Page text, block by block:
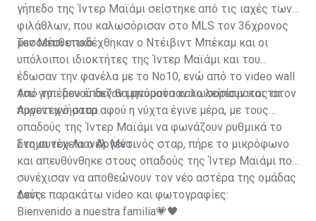
γήπεδο της Ίντερ Μαϊάμι σείστηκε από τις ιαχές των
φιλάθλων, που καλωσόρισαν στο MLS τον 36χρονος
μεσοεπιθετικό.
Τον Μέσι υποδέχθηκαν ο Ντέιβιντ Μπέκαμ και οι
υπόλοιποι ιδιοκτήτες της Ίντερ Μαϊάμι και του
έδωσαν την φανέλα με το Νο10, ενώ από το video wall
του γηπέδου έπαιζαν μηνύματα καλωσορίσματος στον
Αργεντινό σταρ.
Από το... μενού δεν θα μπορούσαν να λείπουν και τα
πυροτεχνήματα αφού η νύχτα έγινε μέρα, με τους
οπαδούς της Ίντερ Μαϊάμι να φωνάζουν ρυθμικά το
όνομα του Λιονέλ Μέσι.
Στη συνέχεια ο Αργεντινός σταρ, πήρε το μικρόφωνο
και απευθύνθηκε στους οπαδούς της Ίντερ Μαϊάμι που
συνέχισαν να αποθεώνουν τον νέο αστέρα της ομάδας
τους.
Δείτε παρακάτω video και φωτογραφίες:
Bienvenido a nuestra familia💗🖤